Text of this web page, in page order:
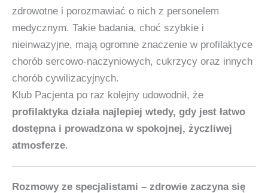
zdrowotne i porozmawiać o nich z personelem
medycznym. Takie badania, choć szybkie i
nieinwazyjne, mają ogromne znaczenie w profilaktyce
chorób sercowo‑naczyniowych, cukrzycy oraz innych
chorób cywilizacyjnych.
Klub Pacjenta po raz kolejny udowodnił, że
profilaktyka działa najlepiej wtedy, gdy jest łatwo
dostępna i prowadzona w spokojnej, życzliwej
atmosferze.
Rozmowy ze specjalistami – zdrowie zaczyna się